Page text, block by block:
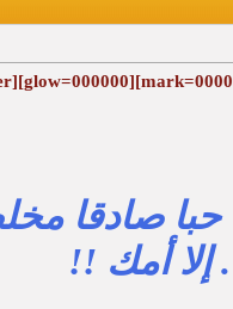
حبا صادقا
. إلا أمك !!